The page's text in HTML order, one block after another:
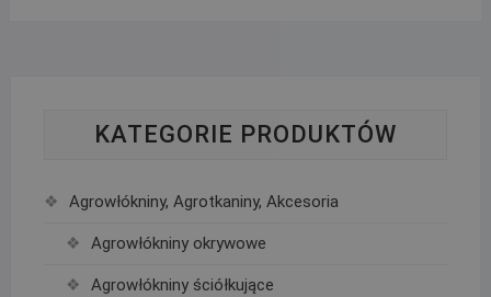
KATEGORIE PRODUKTÓW
Agrowłókniny, Agrotkaniny, Akcesoria
Agrowłókniny okrywowe
Agrowłókniny ściółkujące